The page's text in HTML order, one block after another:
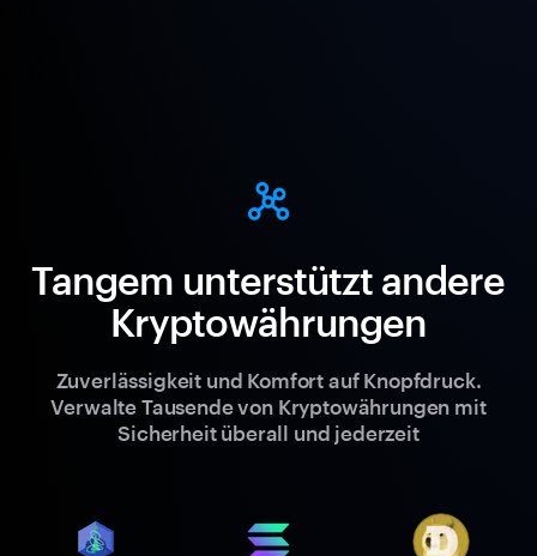
Tangem unterstützt andere
Kryptowährungen
Zuverlässigkeit und Komfort auf Knopfdruck.
Verwalte Tausende von Kryptowährungen mit
Sicherheit überall und jederzeit